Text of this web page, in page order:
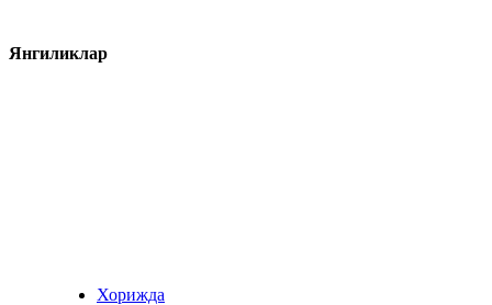
Янгиликлар
Хорижда